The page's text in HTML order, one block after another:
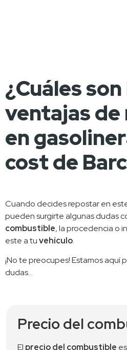
¿Cuáles son
ventajas
en
cost de
Cuando decides repostar en
combustible, la procedencia o
este a tu vehículo.
¡No te preocupes! Estamos aquí
dudas…
Precio del
El precio del combustible